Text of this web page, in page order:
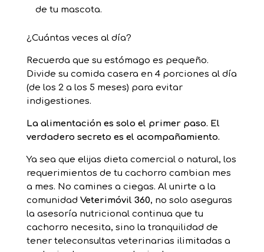
de tu mascota.
¿Cuántas veces al día?
Recuerda que su estómago es pequeño.
Divide su comida casera en 4 porciones al día
(de los 2 a los 5 meses) para evitar
indigestiones.
La alimentación es solo el primer paso. El
verdadero secreto es el acompañamiento.
Ya sea que elijas dieta comercial o natural, los
requerimientos de tu cachorro cambian mes
a mes. No camines a ciegas. Al unirte a la
comunidad Veterimóvil 360, no solo aseguras
la asesoría nutricional continua que tu
cachorro necesita, sino la tranquilidad de
tener teleconsultas veterinarias ilimitadas a